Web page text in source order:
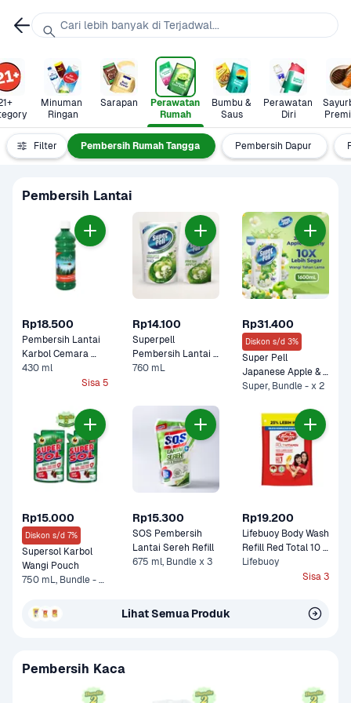
Minuman
Ringan
Sarapan
Perawatan
Rumah
Bumbu &
Saus
Perawatan
Diri
Filter
Tisu Pembersih Rumah Tangga Pembersih Dapur
Pembersih Lantai
Rp18.500
Pembersih Lantai
Karbol Cemara
Botol Wipol
430 ml
Sisa 5
Rp14.100
Superpell
Pembersih Lantai
760 mL
Rp31.400
Diskon s/d 3%
Super Pell
Japanese Apple &
Super, Bundle - x 2
Rp15.000
Diskon s/d 7%
Supersol Karbol
750 mL, Bundle - 2 x 750 mL
Rp15.300
SOS Pembersih
Lantai Sereh Refill
675 ml, Bundle x 3
Rp19.200
Lifebuoy Body Wash
Refill Red Total 10
Pouch
Lifebuoy
Sisa 3
Lihat Semua Produk
Pembersih Kaca
Cari lebih banyak di Terjadwal...